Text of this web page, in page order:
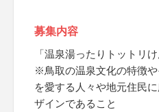
募集内容
「温泉湯ったりトットリ
※鳥取の温泉文化の特徴
を愛する人々や地元住民
ザインであること